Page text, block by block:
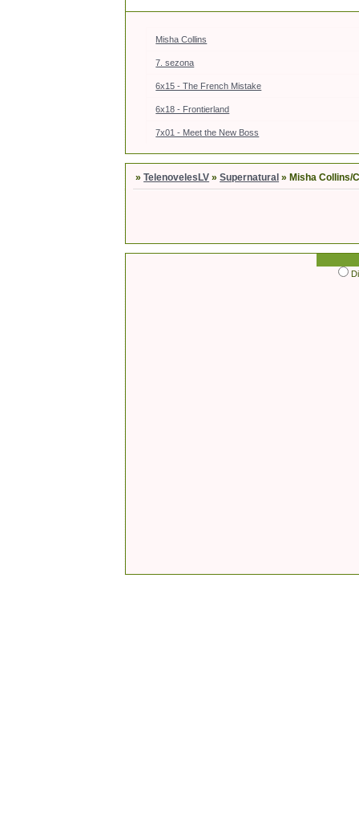
Misha Collins
7. sezona
6x15 - The French Mistake
6x18 - Frontierland
7x01 - Meet the New Boss
»TelenovelesLV »Supernatural »Misha Collins/